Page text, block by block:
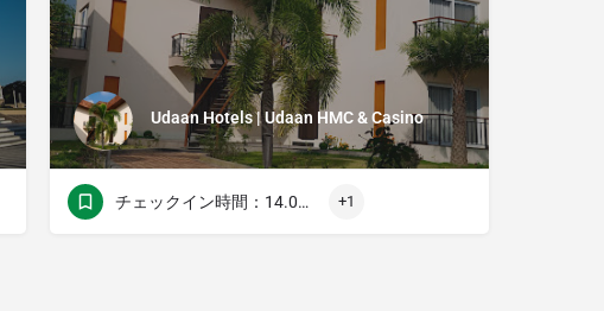
Udaan Hotels | Udaan HMC & Casino
チェックイン時間：14.00チェックアウト時間：11.00 +1